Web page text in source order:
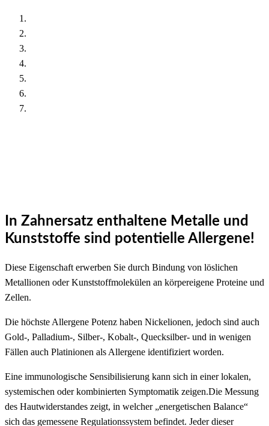
In Zahnersatz enthaltene Metalle und
Kunststoffe sind potentielle Allergene!
Diese Eigenschaft erwerben Sie durch Bindung von löslichen
Metallionen oder Kunststoffmolekülen an körpereigene Proteine und
Zellen.
Die höchste Allergene Potenz haben Nickelionen, jedoch sind auch
Gold-, Palladium-, Silber-, Kobalt-, Quecksilber- und in wenigen
Fällen auch Platinionen als Allergene identifiziert worden.
Eine immunologische Sensibilisierung kann sich in einer lokalen,
systemischen oder kombinierten Symptomatik zeigen.Die Messung
des Hautwiderstandes zeigt, in welcher „energetischen Balance“
sich das gemessene Regulationssystem befindet. Jeder dieser